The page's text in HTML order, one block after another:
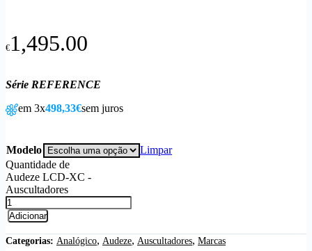
€1,495.00
Série REFERENCE
em 3x498,33€sem juros
Modelo
Limpar
Quantidade de
Audeze LCD-XC -
Auscultadores
Adicionar
Categorias: Analógico, Audeze, Auscultadores, Marcas